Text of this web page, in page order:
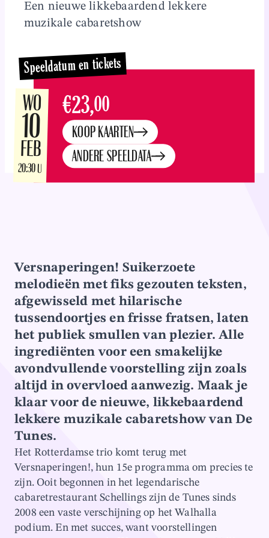
Overslaan en naar inhoud gaan
Een nieuwe likkebaardend lekkere
muzikale cabaretshow
WO
10
FEB
20:30 U
Speeldatum en tickets
€23,00
KOOP KAARTEN
ANDERE SPEELDATA
Versnaperingen! Suikerzoete
melodieën met fiks gezouten teksten,
afgewisseld met hilarische
tussendoortjes en frisse fratsen, laten
het publiek smullen van plezier. Alle
ingrediënten voor een smakelijke
avondvullende voorstelling zijn zoals
altijd in overvloed aanwezig. Maak je
klaar voor de nieuwe, likkebaardend
lekkere muzikale cabaretshow van De
Tunes.
Het Rotterdamse trio komt terug met
Versnaperingen!, hun 15e programma om precies te
zijn. Ooit begonnen in het legendarische
cabaretrestaurant Schellings zijn de Tunes sinds
2008 een vaste verschijning op het Walhalla
podium. En met succes, want voorstellingen